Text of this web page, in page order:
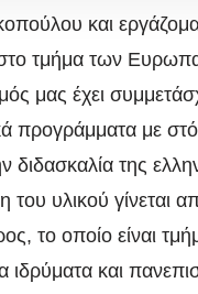
και
τμήμα των
μας έχει
προγράμματα με
διδασκαλία της
υλικού γίνεται
το οποίο είναι
ιδρύματα και
Ενεργά θέματα
συζήτησης
Διδασκαλία της Ελληνικής ως
Δεύτερης/Ξένης Γλώσσας
Λευκωσίας σε συνεργασία με
ΚΕΓ
το πιστοποιητικό επιπέδου Γ2
Νεοελληνικών Σπουδών
Εδώ Πολυτεχνείο!